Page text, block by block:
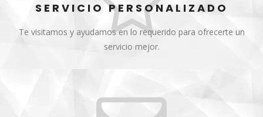
SERVICIO PERSONALIZADO
Te visitamos y ayudamos en lo requerido para ofrecerte un
servicio mejor.